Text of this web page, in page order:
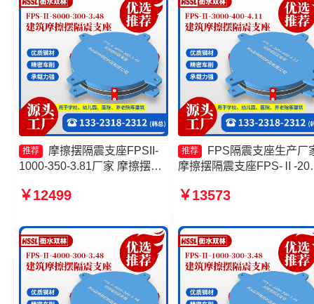
推荐
摩擦摆隔震支座FPSII-
1000-350-3.81厂家 摩擦摆隔
生产厂家 摩擦摆隔震支座
擦摆隔震支座FPSII-3000-
350-3.81厂家
￥12499
推荐
FPS隔震支座生产厂
摩擦摆隔震支座FPS-Ⅱ-
支座FPSII-9000-350-3.81
￥13573